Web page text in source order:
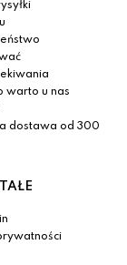
warto u nas
dostawa od 300